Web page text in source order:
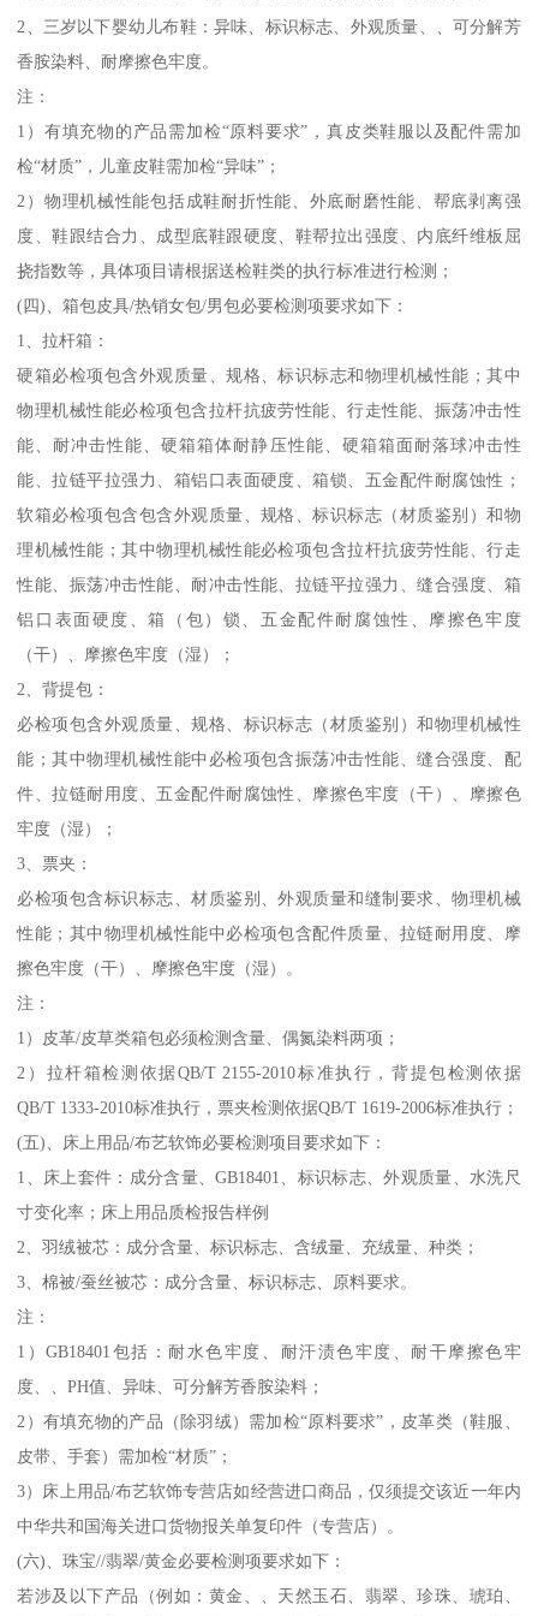
2、三岁以下婴幼儿布鞋：异味、标识标志、外观质量、、可分解芳
香胺染料、耐摩擦色牢度。
注：
1）有填充物的产品需加检“原料要求”，真皮类鞋服以及配件需加
检“材质”，儿童皮鞋需加检“异味”；
2）物理机械性能包括成鞋耐折性能、外底耐磨性能、帮底剥离强
度、鞋跟结合力、成型底鞋跟硬度、鞋帮拉出强度、内底纤维板屈
挠指数等，具体项目请根据送检鞋类的执行标准进行检测；
(四)、箱包皮具/热销女包/男包必要检测项要求如下：
1、拉杆箱：
硬箱必检项包含外观质量、规格、标识标志和物理机械性能；其中
物理机械性能必检项包含拉杆抗疲劳性能、行走性能、振荡冲击性
能、耐冲击性能、硬箱箱体耐静压性能、硬箱箱面耐落球冲击性
能、拉链平拉强力、箱铝口表面硬度、箱锁、五金配件耐腐蚀性；
软箱必检项包含包含外观质量、规格、标识标志（材质鉴别）和物
理机械性能；其中物理机械性能必检项包含拉杆抗疲劳性能、行走
性能、振荡冲击性能、耐冲击性能、拉链平拉强力、缝合强度、箱
铝口表面硬度、箱（包）锁、五金配件耐腐蚀性、摩擦色牢度
（干）、摩擦色牢度（湿）；
2、背提包：
必检项包含外观质量、规格、标识标志（材质鉴别）和物理机械性
能；其中物理机械性能中必检项包含振荡冲击性能、缝合强度、配
件、拉链耐用度、五金配件耐腐蚀性、摩擦色牢度（干）、摩擦色
牢度（湿）；
3、票夹：
必检项包含标识标志、材质鉴别、外观质量和缝制要求、物理机械
性能；其中物理机械性能中必检项包含配件质量、拉链耐用度、摩
擦色牢度（干）、摩擦色牢度（湿）。
注：
1）皮革/皮草类箱包必须检测含量、偶氮染料两项；
2）拉杆箱检测依据QB/T 2155-2010标准执行，背提包检测依据
QB/T 1333-2010标准执行，票夹检测依据QB/T 1619-2006标准执行；
(五)、床上用品/布艺软饰必要检测项目要求如下：
1、床上套件：成分含量、GB18401、标识标志、外观质量、水洗尺
寸变化率；床上用品质检报告样例
2、羽绒被芯：成分含量、标识标志、含绒量、充绒量、种类；
3、棉被/蚕丝被芯：成分含量、标识标志、原料要求。
注：
1）GB18401包括：耐水色牢度、耐汗渍色牢度、耐干摩擦色牢
度、、PH值、异味、可分解芳香胺染料；
2）有填充物的产品（除羽绒）需加检“原料要求”，皮革类（鞋服、
皮带、手套）需加检“材质”；
3）床上用品/布艺软饰专营店如经营进口商品，仅须提交该近一年内
中华共和国海关进口货物报关单复印件（专营店）。
(六)、珠宝//翡翠/黄金必要检测项要求如下：
若涉及以下产品（例如：黄金、、天然玉石、翡翠、珍珠、琥珀、